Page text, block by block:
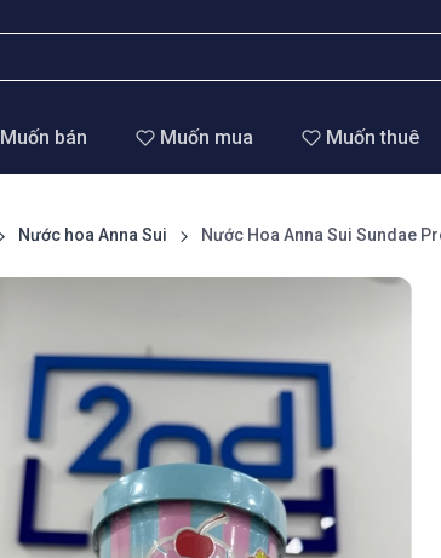
Muốn bán Muốn mua Muốn thuê
Nước hoa Anna Sui Nước Hoa Anna Sui Sundae